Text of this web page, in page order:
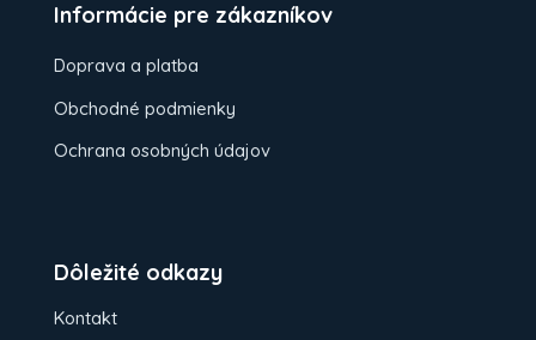
Informácie pre zákazníkov
Doprava a platba
Obchodné podmienky
Ochrana osobných údajov
Dôležité odkazy
Kontakt